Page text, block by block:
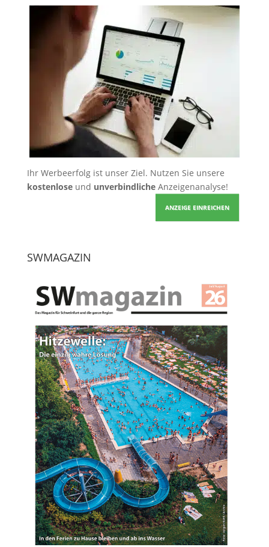
Ihr Werbeerfolg ist unser Ziel. Nutzen Sie unsere
kostenloseund unverbindlicheAnzeigenanalyse!
ANZEIGE EINREICHEN
SWMAGAZIN